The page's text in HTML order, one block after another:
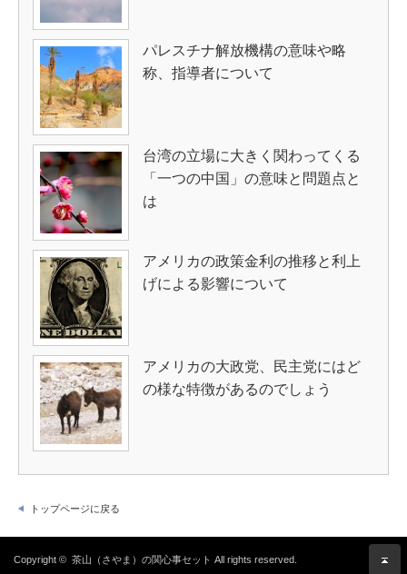
パレスチナ解放機構の意味や略
称、指導者について
台湾の立場に大きく関わってくる
「一つの中国」の意味と問題点と
は
アメリカの政策金利の推移と利上
げによる影響について
アメリカの大政党、民主党にはど
の様な特徴があるのでしょう
トップページに戻る
Copyright © 茶山（さやま）の関心事セット All rights reserved.